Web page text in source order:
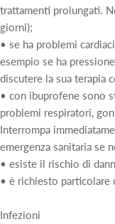
trattamenti prolungati.
giorni);
• se ha problemi
esempio se ha
discutere la sua terapia
• con ibuprofene sono
problemi respiratori,
Interrompa
emergenza sanitaria se
• esiste il rischio di
• è richiesto
Infezioni